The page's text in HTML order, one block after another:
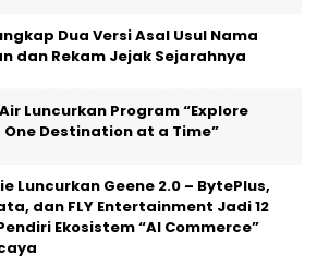
Dua Versi Asal Usul Nama
dan Rekam Jejak Sejarahnya
Air Luncurkan Program “Explore
One Destination at a Time”
Luncurkan Geene 2.0 – BytePlus,
dan FLY Entertainment Jadi 12
Ekosistem “AI Commerce”